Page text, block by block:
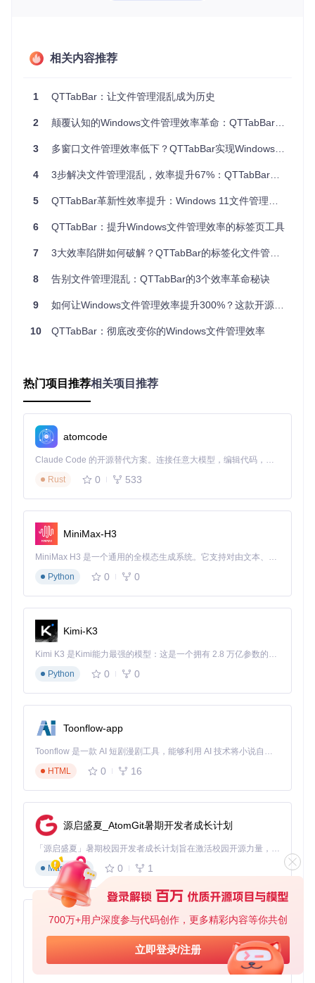
700万+用户深度参与代码创作，更多精彩内容等你共创
立即登录/注册
git clone https://gitcode.com/gh_mirrors/qt/
目标：完成程序安装
操作：运行项目根目录下的安装脚本
效果：安装程序自动完成文件复制和注册表配置（预计耗
时：1分钟）
启用工具栏
目标：在资源管理器中激活QTTabBar
操作：打开资源管理器 → 点击"查看" → "工具栏" → 勾
效果：资源管理器顶部出现标签栏（预计耗时：2分钟）
QTTabBar品牌标识，象征着文件管理的革新体验
深度定制：打造个人专属的文件管理系统
通过右键点击标签栏选择"选项"进入设置界面，你可以：
在"标签外观"中调整标签宽度（建议设置为150-200像素）
在"快捷键"页面自定义常用操作的键盘组合
高级配置方案
手动编辑配置文件可以实现更精细的调整：
; 配置文件路径：QTTabBar.ini
[TabBar]
DoubleClickEmptySpace
TabCloseButton=1
TabWidth =180 ; 标签宽度设置为180像素
小贴士：修改配置前建议备份原文件，位于
户名]\AppData\Roaming\QTTabBar\QTTabBar.ini
场景应用：三大实用场景提升工作效率
场景一：多项目并行开发
当同时处理多个开发项目时，可在资源管理器中为每个项目打
场景二：文件整理工作流
整理大量下载文件时，可打开"下载"、"文档"、"图片"等目标文
件夹标签，通过拖拽快速分类文件。启用"文件夹预览"功能（
trl+P），无需打开文件夹即可预览内容。
需要对比两个文件夹内容时，可在左右两个标签页中打开不同
目录，通过Ctrl+MouseWheel同步滚动浏览。对于经常访问
的路径，可使用"固定标签"功能（右键标签选择"固定"）保持
标签常驻。
常见误区：避免这些使用陷阱
误区一：过度开启标签页
虽然QTTabBar支持无限标签，但建议保持在5-8个活跃标签以
内，过多标签会降低切换效率。可使用"标签组"功能将相关标
签归类管理。
相关内容推荐
1 QTTabBar：让文件管理混乱成为历史
2 颠覆认知的Windows文件管理效率革命：QTTabBar如何重塑办公提效新范式
3 多窗口文件管理效率低下？QTTabBar实现Windows资源管理器的极简操作革命
4 3步解决文件管理混乱，效率提升67%：QTTabBar让Windows资源管理器飞起来
5 QTTabBar革新性效率提升：Windows 11文件管理解决方案
6 QTTabBar：提升Windows文件管理效率的标签页工具
7 3大效率陷阱如何破解？QTTabBar的标签化文件管理革命
8 告别文件管理混乱：QTTabBar的3个效率革命秘诀
9 如何让Windows文件管理效率提升300%？这款开源工具让操作如飞
10 QTTabBar：彻底改变你的Windows文件管理效率
热门项目推荐相关项目推荐
atomcode
Claude Code 的开源替代方案。连接任意大模型，编辑代码，运行命令，自动验证 — 全自动执行。用 Rust 构建，极致性能。 ｜ An open-source alternative to Claude Code. Connect any LLM, edit code, run commands, and verify changes — autonomously. Built in Rust for speed. Get Started
Rust
0 533
MiniMax-H3
MiniMax H3 是一个通用的全模态生成系统。它支持对由文本、图像、视频和音频组成的多模态上下文进行统一理解，并能生成分辨率高达 2K、时长可达 15 秒的带原生立体声音频的视频。得益于面向任务泛化的系统设计，H3 在预训练阶段就已具备广泛的多模态上下文理解与生成能力，能够出色地执行复杂的多模态指令。
Python
0 0
Kimi-K3
Kimi K3 是Kimi能力最强的模型：这是一个拥有 2.8 万亿参数的混合专家（MoE）模型，具备原生视觉理解能力，并支持 100 万 token 的上下文窗口。
Python
0 0
Toonflow-app
Toonflow 是一款 AI 短剧漫剧工具，能够利用 AI 技术将小说自动转化为剧本，并结合 AI 生成的图片和视频，实现高效的短剧创作。借助 Toonflow，可以轻松完成从文字到影像的全流程，让短剧制作变得更加智能与便捷。
HTML
0 16
源启盛夏_AtomGit暑期开发者成长计划
「源启盛夏」暑期校园开发者成长计划旨在激活校园开源力量，通过积分激励、认证扶持、资源倾斜等形式，引导高校组织和开发者完成「入驻 — 建项目 — 做贡献 — 获认证 — 得资源」的完整闭环。无论你是想带领社团入驻平台的组织者，还是希望用代码贡献证明自己的开发者，都能在这里找到属于你的成长路径。
Markdown
0 1
AionUi
免费、本地、开源的 24/7 全天候 Cowork 应用，以及适用于 Gemini CLI、Claude Code、Codex、OpenCode、Qwen Code、Goose CLI、Auggie 等的 OpenClaw | 🌟 喜欢就点star吧
TypeScript
0 6